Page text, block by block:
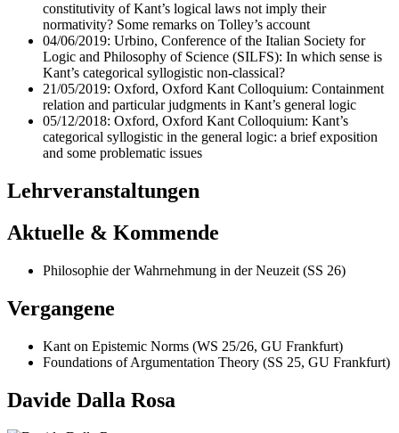
constitutivity of Kant’s logical laws not imply their
normativity? Some remarks on Tolley’s account
04/06/2019: Urbino, Conference of the Italian Society for
Logic and Philosophy of Science (SILFS): In which sense is
Kant’s categorical syllogistic non-classical?
21/05/2019: Oxford, Oxford Kant Colloquium: Containment
relation and particular judgments in Kant’s general logic
05/12/2018: Oxford, Oxford Kant Colloquium: Kant’s
categorical syllogistic in the general logic: a brief exposition
and some problematic issues
Lehrveranstaltungen
Aktuelle & Kommende
Philosophie der Wahrnehmung in der Neuzeit (SS 26)
Vergangene
Kant on Epistemic Norms (WS 25/26, GU Frankfurt)
Foundations of Argumentation Theory (SS 25, GU Frankfurt)
Davide Dalla Rosa